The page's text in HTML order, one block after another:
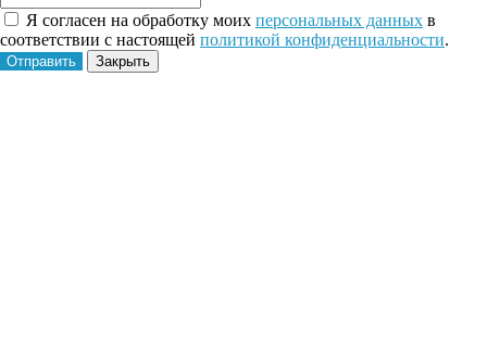
Я согласен на обработку моих персональных данных в
соответствии с настоящей политикой конфиденциальности.
Отправить Закрыть